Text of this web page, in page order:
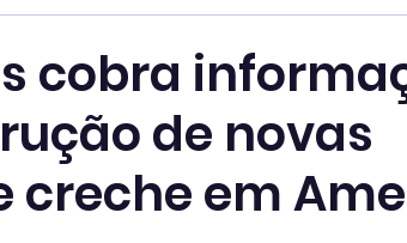
cobra
de novas
creche em